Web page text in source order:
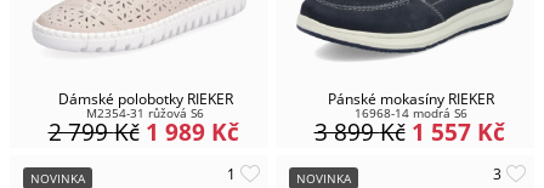
Dámské polobotky RIEKER
M2354-31 růžová S6
1 989 Kč
2 799Kč
Pánské mokasíny RIEKER
16968-14 modrá S6
1 557 Kč
3 899Kč
NOVINKA
NOVINKA